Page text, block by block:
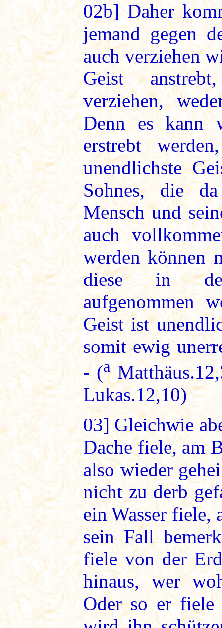
02b]Daher
jemand gegen
auch verziehen
Geist
verziehen,
Denn es kann
erstrebt
unendlichste
Sohnes, die
Mensch und
auch
werden können
diese in
aufgenommen
Geist ist
somit ewig
- (a
Lukas.12,10)
03]Gleichwie
Dache fiele, am
also wieder
nicht zu derb
ein Wasser fiele,
sein Fall
fiele von der
hinaus, wer
Oder so er fiele